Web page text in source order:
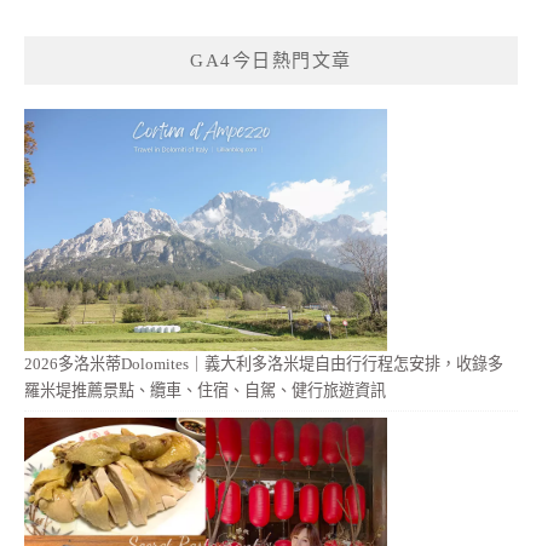
GA4今日熱門文章
2026多洛米蒂Dolomites｜義大利多洛米堤自由行行程怎安排，收錄多
羅米堤推薦景點、纜車、住宿、自駕、健行旅遊資訊